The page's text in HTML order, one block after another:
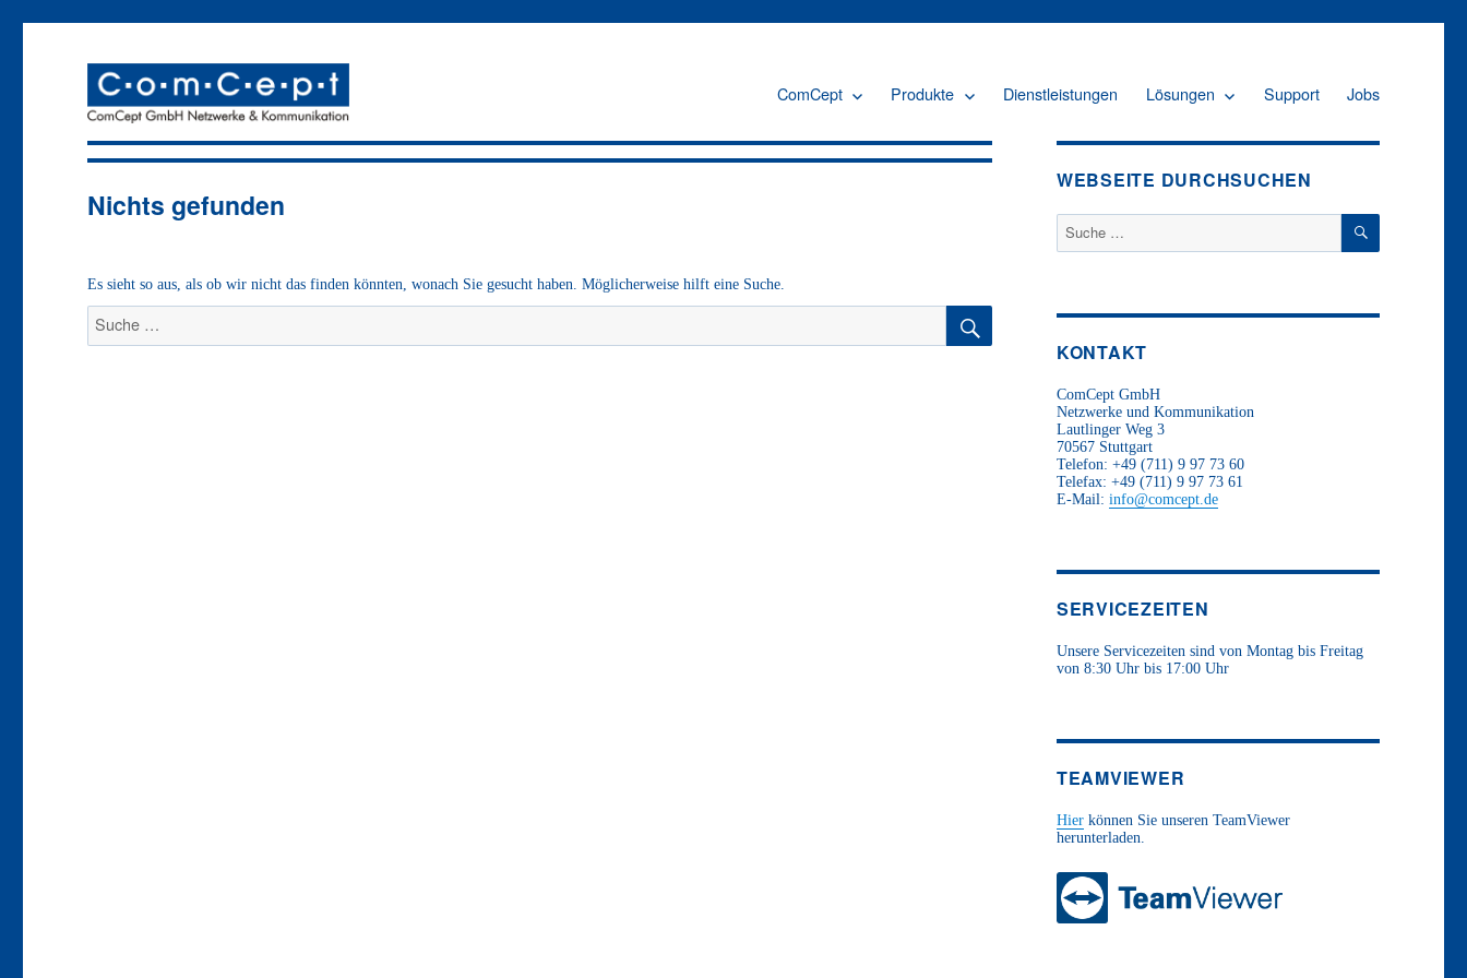
ComCept GmbH
Netzwerke und Kommunikation
ComCept Produkte Dienstleistungen Lösungen Support Jobs
Nichts gefunden
Es sieht so aus, als ob wir nicht das finden könnten, wonach Sie gesucht haben. Möglicherweise hilft eine Suche.
nach:
SUCHE
WEBSEITE DURCHSUCHEN
Suche
nach:
SUCHE
KONTAKT
ComCept GmbH
Netzwerke und Kommunikation
Lautlinger Weg 3
70567 Stuttgart
Telefon: +49 (711) 9 97 73 60
Telefax: +49 (711) 9 97 73 61
E-Mail: info@comcept.de
SERVICEZEITEN
Unsere Servicezeiten sind von Montag bis Freitag
von 8:30 Uhr bis 17:00 Uhr
TEAMVIEWER
Hierkönnen Sie unseren TeamViewer
herunterladen.